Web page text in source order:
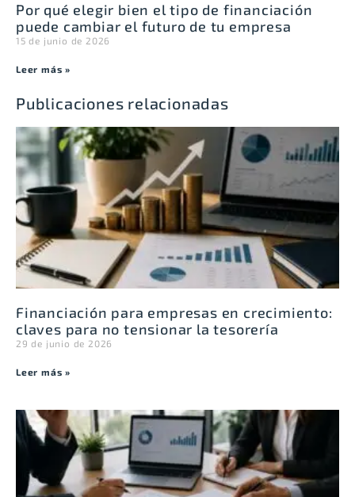
Por qué elegir bien el tipo de financiación
puede cambiar el futuro de tu empresa
15 de junio de 2026
Leer más »
Publicaciones relacionadas
Financiación para empresas en crecimiento:
claves para no tensionar la tesorería
29 de junio de 2026
Leer más »